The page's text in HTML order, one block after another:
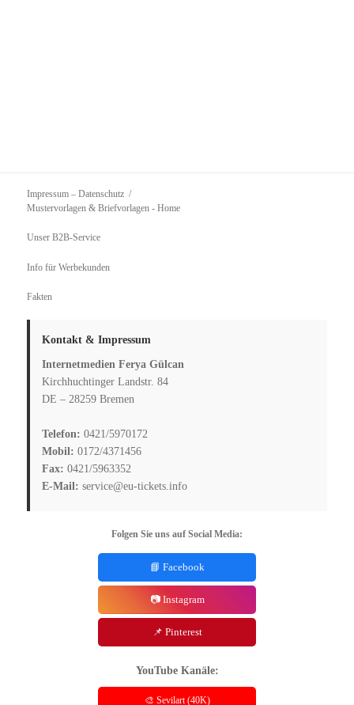
Impressum – Datenschutz
Mustervorlagen & Briefvorlagen - Home
Unser B2B-Service
Info für Werbekunden
Fakten
Kontakt & Impressum
Internetmedien Ferya Gülcan
Kirchhuchtinger Landstr. 84
DE – 28259 Bremen
Telefon: 0421/5970172
Mobil: 0172/4371456
Fax: 0421/5963352
E-Mail: service@eu-tickets.info
Folgen Sie uns auf Social Media:
📘 Facebook
📷 Instagram
📌 Pinterest
YouTube Kanäle:
🎨 Sevilart (40K)